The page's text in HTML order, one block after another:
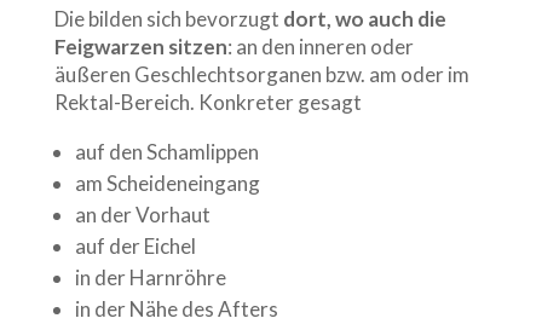
Die bilden sich bevorzugt dort, wo auch die
Feigwarzen sitzen: an den inneren oder
äußeren Geschlechtsorganen bzw. am oder im
Rektal-Bereich. Konkreter gesagt
auf den Schamlippen
am Scheideneingang
an der Vorhaut
auf der Eichel
in der Harnröhre
in der Nähe des Afters